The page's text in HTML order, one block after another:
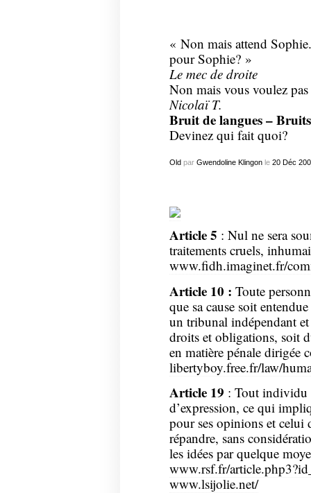
« Non mais attend
pour Sophie? »
Le mec de droite
Non mais vous voulez pas
Nicolaï T.
Bruit de langues –
Devinez qui fait quoi?
Old par Gwendoline Klingonle 20 Déc
Article 5 : Nul ne sera
traitements cruels,
www.fidh.imaginet.fr/
Article 10 : Toute
que sa cause soit
un tribunal indépendant
droits et obligations, soit
en matière pénale dirigée
libertyboy.free.fr/law/
Article 19 : Tout individu
d’expression, ce qui
pour ses opinions et celui
répandre, sans
les idées par quelque
www.rsf.fr/
www.lsijolie.net/